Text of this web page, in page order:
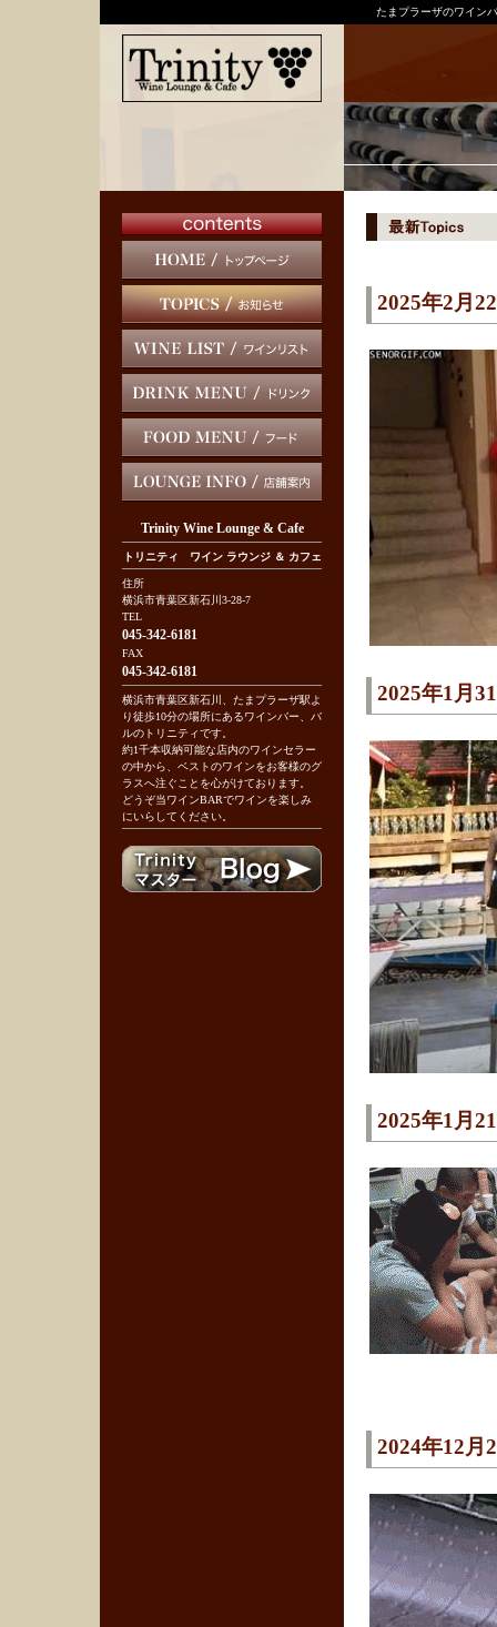
たまプラーザのワイン
Trinity Wine Lounge & Cafe
トリニティ ワイン ラウンジ ＆ カフェ
住所
横浜市青葉区新石川3-28-7
TEL
045-342-6181
FAX
045-342-6181
横浜市青葉区新石川、たまプラーザ駅よ
り徒歩10分の場所にあるワインバー、バ
ルのトリニティです。
約1千本収納可能な店内のワインセラー
の中から、ベストのワインをお客様のグ
ラスへ注ぐことを心がけております。
どうぞ当ワインBARでワインを楽しみ
にいらしてください。
2025年2月
2025年1月
2025年1月
2024年12月